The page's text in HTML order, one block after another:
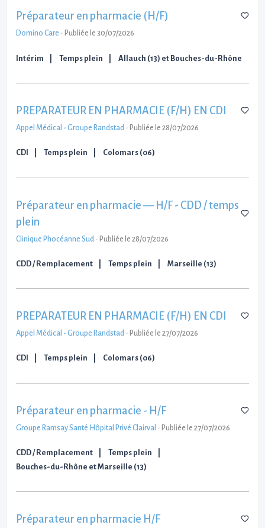
Préparateur en pharmacie (H/F)
Domino Care - Publiée le 30/07/2026
Intérim Temps plein Allauch (13) et Bouches-du-Rhône
PREPARATEUR EN PHARMACIE (F/H) EN CDI
Appel Médical - Groupe Randstad - Publiée le 28/07/2026
CDI Temps plein Colomars (06)
Préparateur en pharmacie — H/F - CDD / temps
plein
Clinique Phocéanne Sud - Publiée le 28/07/2026
CDD / Remplacement Temps plein Marseille (13)
PREPARATEUR EN PHARMACIE (F/H) EN CDI
Appel Médical - Groupe Randstad - Publiée le 27/07/2026
CDI Temps plein Colomars (06)
Préparateur en pharmacie - H/F
Groupe Ramsay Santé Hôpital Privé Clairval - Publiée le 27/07/2026
CDD / Remplacement
Temps plein
Bouches-du-Rhône et Marseille (13)
Préparateur en pharmacie H/F